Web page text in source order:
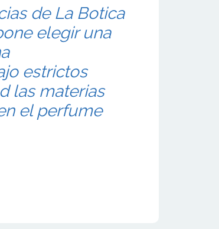
de La Botica
elegir una
estrictos
las materias
el perfume